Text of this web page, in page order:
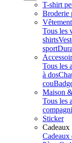
T-shirt
Broderie
Tous les
shirts
sport
Tous les
à dos
cou
Maison
Tous les
Sticker
Cadeaux
Cadeaux